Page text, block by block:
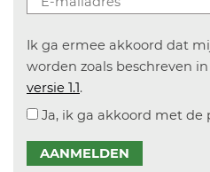
Ik ga ermee akkoord dat
worden zoals beschreven
versie 1.1.
Ja, ik ga akkoord met de
AANMELDEN